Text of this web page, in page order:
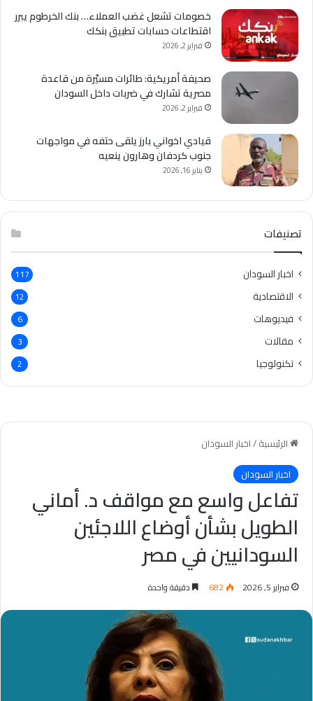
خصومات تشعل غضب العملاء… بنك الخرطوم يبرر
اقتطاعات حسابات تطبيق بنكك
فبراير 2, 2026
صحيفة أمريكية: طائرات مسيّرة من قاعدة
مصرية تشارك في ضربات داخل السودان
فبراير 2, 2026
قيادي اخواني بارز يلقى حتفه في مواجهات
جنوب كردفان وهارون ينعيه
يناير 16, 2026
تصنيفات
اخبار السودان 117
الاقتصادية 12
فيديوهات 6
مقالات 3
تكنولوجيا 2